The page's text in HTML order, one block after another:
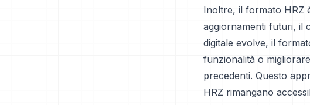
Inoltre, il formato HRZ
aggiornamenti futuri, il
digitale evolve, il
funzionalità o
precedenti. Questo
HRZ rimangano